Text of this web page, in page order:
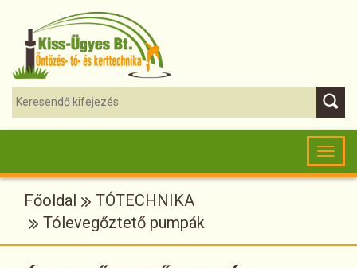
Főoldal
TÓTECHNIKA
Tólevegőztető pumpák